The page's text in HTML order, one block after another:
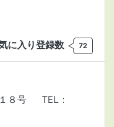
に入り登録数 72
８号
TEL：